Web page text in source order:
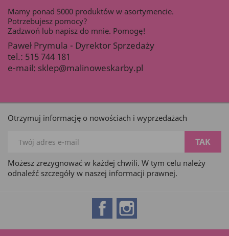
Mamy ponad 5000 produktów w asortymencie.
Potrzebujesz pomocy?
Zadzwoń lub napisz do mnie. Pomogę!
Paweł Prymula - Dyrektor Sprzedaży
tel.: 515 744 181
e-mail: sklep@malinoweskarby.pl
Otrzymuj informację o nowościach i wyprzedażach
Możesz zrezygnować w każdej chwili. W tym celu należy
odnaleźć szczegóły w naszej informacji prawnej.
Facebook